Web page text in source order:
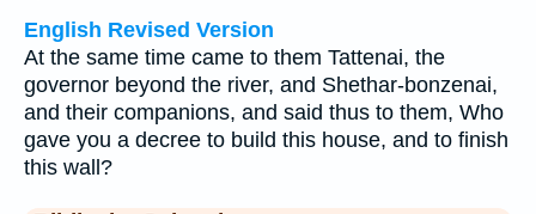
English Revised Version
At the same time came to them Tattenai, the
governor beyond the river, and Shethar-bonzenai,
and their companions, and said thus to them, Who
gave you a decree to build this house, and to finish
this wall?